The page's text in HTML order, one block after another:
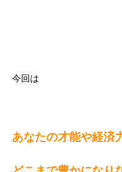
今回は
あなたの才能や経済